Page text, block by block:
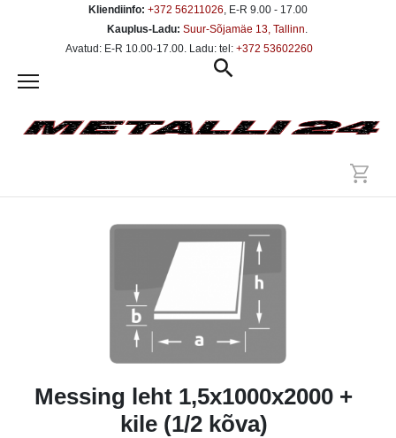
Kliendiinfo: +372 56211026, E-R 9.00 - 17.00
Kauplus-Ladu: Suur-Sõjamäe 13, Tallinn.
Avatud: E-R 10.00-17.00. Ladu: tel: +372 53602260
Messing leht 1,5x1000x2000 +
kile (1/2 kõva)